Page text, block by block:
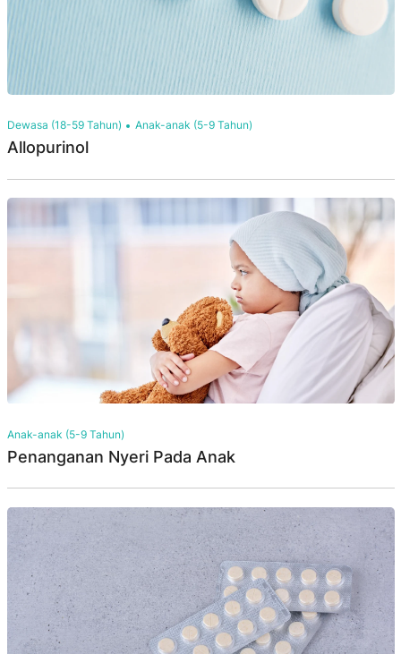
Dewasa (18-59 Tahun) Anak-anak (5-9 Tahun)
Allopurinol
Anak-anak (5-9 Tahun)
Penanganan Nyeri Pada Anak